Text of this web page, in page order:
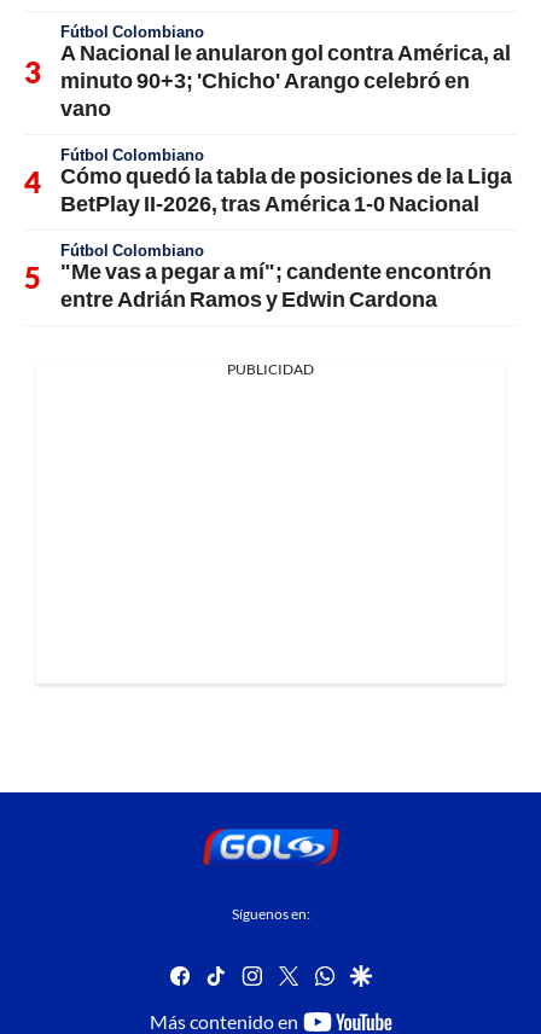
Fútbol Colombiano
A Nacional le anularon gol contra América, al
minuto 90+3; 'Chicho' Arango celebró en
vano
Fútbol Colombiano
Cómo quedó la tabla de posiciones de la Liga
BetPlay II-2026, tras América 1-0 Nacional
Fútbol Colombiano
"Me vas a pegar a mí"; candente encontrón
entre Adrián Ramos y Edwin Cardona
PUBLICIDAD
Síguenos en:
facebook
tiktok instagram
twitterwhatsapp
google
Más contenido en
youtube-